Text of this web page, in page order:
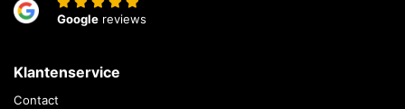
Google reviews
Klantenservice
Contact